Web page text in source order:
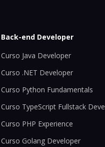
Back-end Developer
Curso Java Developer
Curso .NET Developer
Curso Python Fundamentals
Curso TypeScript Fullstack
Curso PHP Experience
Curso Golang Developer